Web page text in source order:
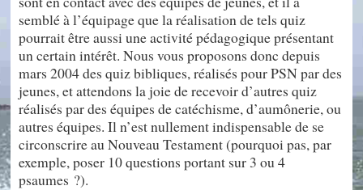
semblé à l’équipage que la réalisation de tels quiz
pourrait être aussi une activité pédagogique présentant
un certain intérêt. Nous vous proposons donc depuis
mars 2004 des quiz bibliques, réalisés pour PSN par des
jeunes, et attendons la joie de recevoir d’autres quiz
réalisés par des équipes de catéchisme, d’aumônerie, ou
autres équipes. Il n’est nullement indispensable de se
circonscrire au Nouveau Testament (pourquoi pas, par
exemple, poser 10 questions portant sur 3 ou 4
psaumes ?).